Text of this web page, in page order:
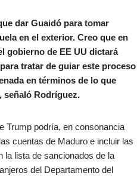
dar Guaidó para tomar
en el exterior. Creo que en
gobierno de EE UU dictará
tratar de guiar este proceso
en términos de lo que
señaló Rodríguez.
Trump podría, en consonancia
cuentas de Maduro e incluir las
la lista de sancionados de la
del Departamento del